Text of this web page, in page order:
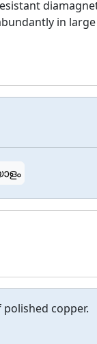
in large
copper.